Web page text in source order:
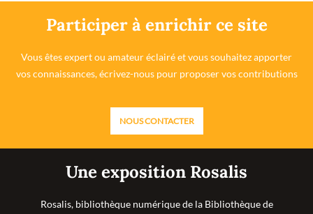
Participer à enrichir ce site
Vous êtes expert ou amateur éclairé et vous souhaitez apporter
vos connaissances, écrivez-nous pour proposer vos contributions
NOUS CONTACTER
Une exposition Rosalis
Rosalis, bibliothèque numérique de la Bibliothèque de